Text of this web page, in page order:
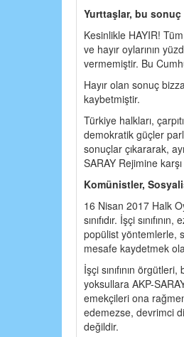
Yurttaşlar, bu sonuç
Kesinlikle HAYIR!
ve hayır oylarının
vermemiştir. Bu
Hayır olan sonuç
kaybetmiştir.
Türkiye halkları,
demokratik güçler
sonuçlar çıkararak,
SARAY Rejimine
Komünistler,
16 Nisan 2017 Halk
sınıfıdır. İşçi
popülist yöntemlerle,
mesafe kaydetmek
İşçi sınıfının
yoksullara AKP-
emekçileri ona
edemezse, devrimci
değildir.